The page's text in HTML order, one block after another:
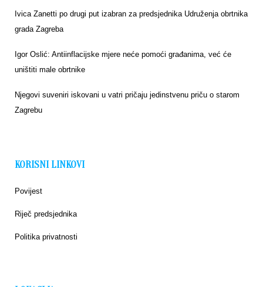
Ivica Zanetti po drugi put izabran za predsjednika Udruženja obrtnika
grada Zagreba
Igor Oslić: Antiinflacijske mjere neće pomoći građanima, već će
uništiti male obrtnike
Njegovi suveniri iskovani u vatri pričaju jedinstvenu priču o starom
Zagrebu
KORISNI LINKOVI
Povijest
Riječ predsjednika
Politika privatnosti